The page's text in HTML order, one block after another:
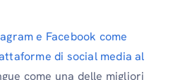
e Facebook come
di social media al
come una delle migliori